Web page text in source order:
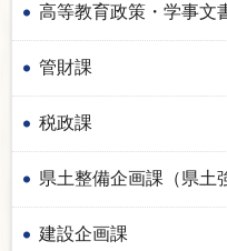
高等教育政策・学事文
管財課
税政課
県土整備企画課（県土
建設企画課